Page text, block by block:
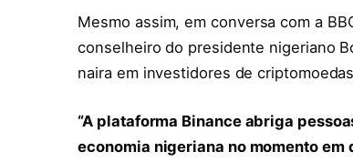
Mesmo assim, em conversa com a
conselheiro do presidente nigeriano
naira em investidores de
“A plataforma Binance abriga
economia nigeriana no momento